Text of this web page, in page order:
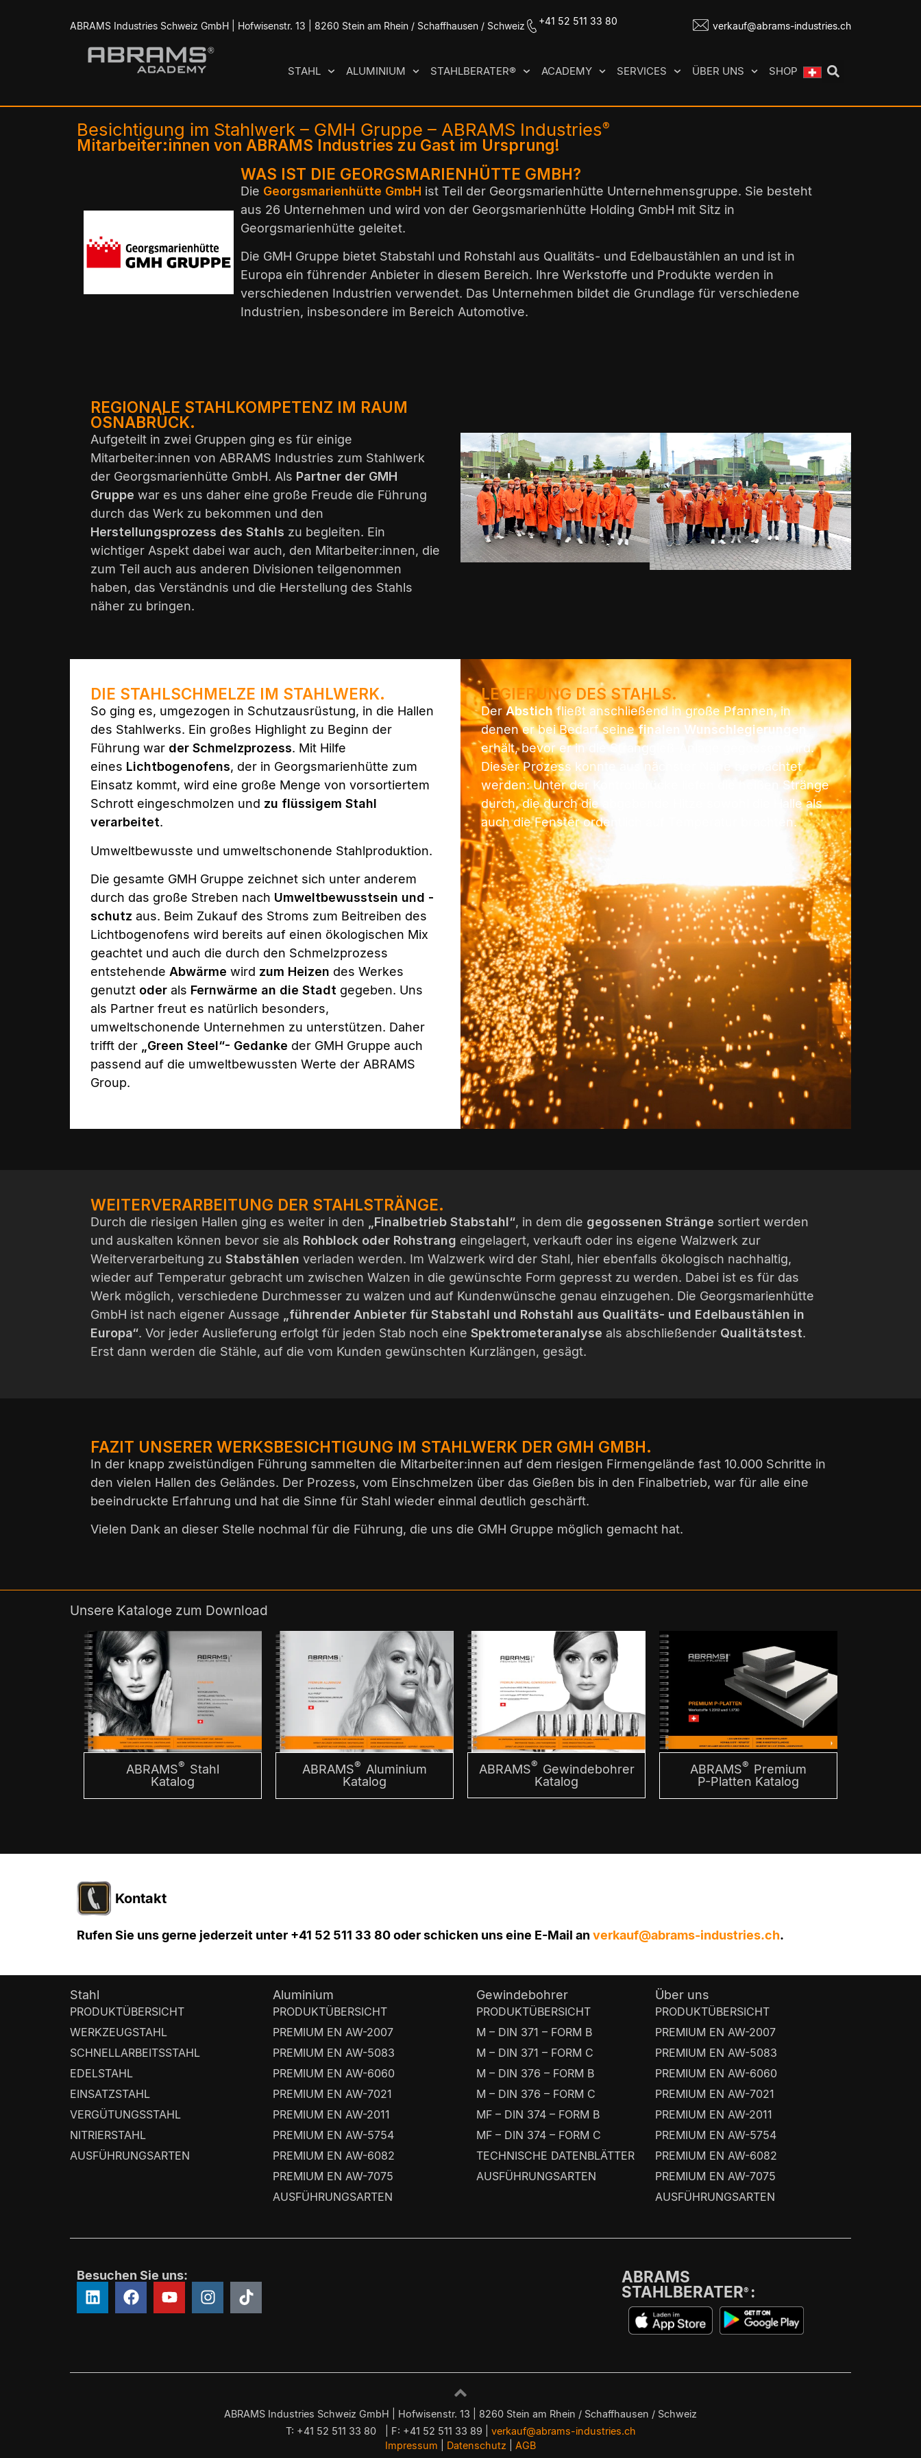
ABRAMS Industries Schweiz GmbH | Hofwisenstr. 13 | 8260 Stein am Rhein / Schaffhausen / Schweiz +41 52 511 33 80 verkauf@abrams-industries.ch
STAHL ALUMINIUM STAHLBERATER® ACADEMY SERVICES ÜBER UNS SHOP
Besichtigung im Stahlwerk – GMH Gruppe – ABRAMS Industries®
Mitarbeiter:innen von ABRAMS Industries zu Gast im Ursprung!
WAS IST DIE GEORGSMARIENHÜTTE GMBH?
Die Georgsmarienhütte GmbH ist Teil der Georgsmarienhütte Unternehmensgruppe. Sie besteht
aus 26 Unternehmen und wird von der Georgsmarienhütte Holding GmbH mit Sitz in
Georgsmarienhütte geleitet.
Die GMH Gruppe bietet Stabstahl und Rohstahl aus Qualitäts- und Edelbaustählen an und ist in
Europa ein führender Anbieter in diesem Bereich. Ihre Werkstoffe und Produkte werden in
verschiedenen Industrien verwendet. Das Unternehmen bildet die Grundlage für verschiedene
Industrien, insbesondere im Bereich Automotive.
REGIONALE STAHLKOMPETENZ IM RAUM
OSNABRÜCK.
Aufgeteilt in zwei Gruppen ging es für einige
Mitarbeiter:innen von ABRAMS Industries zum Stahlwerk
der Georgsmarienhütte GmbH. Als Partner der GMH
Gruppe war es uns daher eine große Freude die Führung
durch das Werk zu bekommen und den
Herstellungsprozess des Stahls zu begleiten. Ein
wichtiger Aspekt dabei war auch, den Mitarbeiter:innen, die
zum Teil auch aus anderen Divisionen teilgenommen
haben, das Verständnis und die Herstellung des Stahls
näher zu bringen.
DIE STAHLSCHMELZE IM STAHLWERK.
So ging es, umgezogen in Schutzausrüstung, in die Hallen
des Stahlwerks. Ein großes Highlight zu Beginn der
Führung war der Schmelzprozess. Mit Hilfe
eines Lichtbogenofens, der in Georgsmarienhütte zum
Einsatz kommt, wird eine große Menge von vorsortiertem
Schrott eingeschmolzen und zu flüssigem Stahl
verarbeitet.
Umweltbewusste und umweltschonende Stahlproduktion.
Die gesamte GMH Gruppe zeichnet sich unter anderem
durch das große Streben nach Umweltbewusstsein und -
schutz aus. Beim Zukauf des Stroms zum Beitreiben des
Lichtbogenofens wird bereits auf einen ökologischen Mix
geachtet und auch die durch den Schmelzprozess
entstehende Abwärme wird zum Heizen des Werkes
genutzt oder als Fernwärme an die Stadt gegeben. Uns
als Partner freut es natürlich besonders,
umweltschonende Unternehmen zu unterstützen. Daher
trifft der
„Green Steel“- Gedanke der GMH Gruppe auch
passend auf die umweltbewussten Werte der ABRAMS
Group.
LEGIERUNG DES STAHLS.
DerAbstichfließt anschließend in große Pfannen, in
denen er bei Bedarf seinefinalen Wunschlegierungen
erhält, bevor er in die Stranggieß-Anlage gegossen wird.
Dieser Prozess konnte aus nächster Nähe beobachtet
werden: Unter der Kontrollbrücke liefen die heißen Stränge
durch, die durch die abgebende Hitze sowohl die Halle als
auch die Fenster ordentlich auf Temperatur brachten.
WEITERVERARBEITUNG DER STAHLSTRÄNGE.
Durch die riesigen Hallen ging es weiter in den „Finalbetrieb Stabstahl“, in dem die gegossenen Stränge sortiert werden
und auskalten können bevor sie als Rohblock oder Rohstrang eingelagert, verkauft oder ins eigene Walzwerk zur
Weiterverarbeitung zu Stabstählen verladen werden. Im Walzwerk wird der Stahl, hier ebenfalls ökologisch nachhaltig,
wieder auf Temperatur gebracht um zwischen Walzen in die gewünschte Form gepresst zu werden. Dabei ist es für das
Werk möglich, verschiedene Durchmesser zu walzen und auf Kundenwünsche genau einzugehen. Die Georgsmarienhütte
GmbH ist nach eigener Aussage „führender Anbieter für Stabstahl und Rohstahl aus Qualitäts- und Edelbaustählen in
Europa“. Vor jeder Auslieferung erfolgt für jeden Stab noch eine Spektrometeranalyse als abschließender Qualitätstest.
Erst dann werden die Stähle, auf die vom Kunden gewünschten Kurzlängen, gesägt.
FAZIT UNSERER WERKSBESICHTIGUNG IM STAHLWERK DER GMH GMBH.
In der knapp zweistündigen Führung sammelten die Mitarbeiter:innen auf dem riesigen Firmengelände fast 10.000 Schritte in
den vielen Hallen des Geländes. Der Prozess, vom Einschmelzen über das Gießen bis in den Finalbetrieb, war für alle eine
beeindruckte Erfahrung und hat die Sinne für Stahl wieder einmal deutlich geschärft.
Vielen Dank an dieser Stelle nochmal für die Führung, die uns die GMH Gruppe möglich gemacht hat.
Unsere Kataloge zum Download
ABRAMS® Stahl
Katalog
ABRAMS® Aluminium
Katalog
ABRAMS® Gewindebohrer
Katalog
ABRAMS® Premium
P-Platten Katalog
Kontakt
Rufen Sie uns gerne jederzeit unter +41 52 511 33 80 oder schicken uns eine E-Mail an verkauf@abrams-industries.ch.
Stahl
PRODUKTÜBERSICHT
WERKZEUGSTAHL
SCHNELLARBEITSSTAHL
EDELSTAHL
EINSATZSTAHL
VERGÜTUNGSSTAHL
NITRIERSTAHL
AUSFÜHRUNGSARTEN
Aluminium
PRODUKTÜBERSICHT
PREMIUM EN AW-2007
PREMIUM EN AW-5083
PREMIUM EN AW-6060
PREMIUM EN AW-7021
PREMIUM EN AW-2011
PREMIUM EN AW-5754
PREMIUM EN AW-6082
PREMIUM EN AW-7075
AUSFÜHRUNGSARTEN
Gewindebohrer
PRODUKTÜBERSICHT
M – DIN 371 – FORM B
M – DIN 371 – FORM C
M – DIN 376 – FORM B
M – DIN 376 – FORM C
MF – DIN 374 – FORM B
MF – DIN 374 – FORM C
TECHNISCHE DATENBLÄTTER
AUSFÜHRUNGSARTEN
Über uns
PRODUKTÜBERSICHT
PREMIUM EN AW-2007
PREMIUM EN AW-5083
PREMIUM EN AW-6060
PREMIUM EN AW-7021
PREMIUM EN AW-2011
PREMIUM EN AW-5754
PREMIUM EN AW-6082
PREMIUM EN AW-7075
AUSFÜHRUNGSARTEN
Besuchen Sie uns:
ABRAMS
STAHLBERATER® :
ABRAMS Industries Schweiz GmbH | Hofwisenstr. 13 | 8260 Stein am Rhein / Schaffhausen / Schweiz
T: +41 52 511 33 80 | F: +41 52 511 33 89 | verkauf@abrams-industries.ch
Impressum
Datenschutz
AGB